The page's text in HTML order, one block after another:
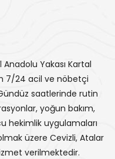
Yakası Kartal
7/24 acil ve nöbetçi
saatlerinde rutin
yoğun bakım,
hekimlik uygulamaları
üzere Cevizli, Atalar
verilmektedir.